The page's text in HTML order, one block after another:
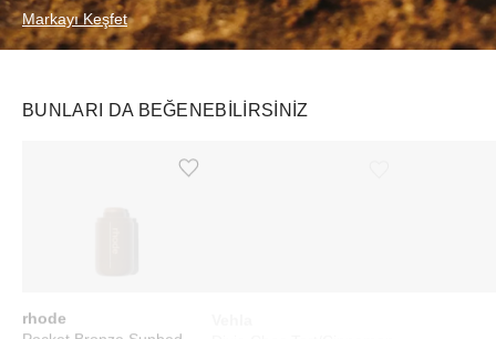
Markayı Keşfet
BUNLARI DA BEĞENEBILIRSINIZ
rhode
Pocket Bronze Sunbed
Ürünü istek listesine ekle veya listeden çıkar